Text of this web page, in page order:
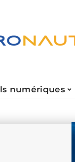
numériques